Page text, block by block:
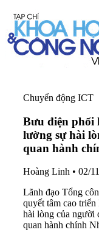
Chuyển động ICT
Bưu điện phối
lường sự hài
quan hành
Hoàng Linh • 02/
Lãnh đạo Tổng
quyết tâm cao
hài lòng của người
quan hành chính